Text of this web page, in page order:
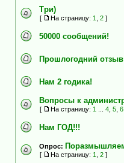
Три)
[ На страницу: 1 2 ]
50000 сообщений!
Прошлогодний отзыв
Нам 2 годика!
Вопросы к
[ На страницу: 1 4 5 6
Нам ГОД!!!
Опрос:
[ На страницу: 1 2 ]